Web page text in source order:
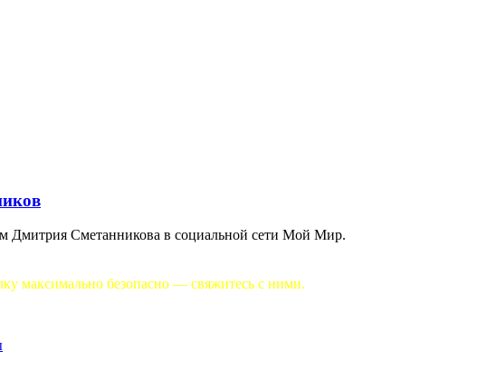
Дмитрия Сметанникова в социальной сети Мой Мир.
максимально безопасно — свяжитесь с ними.